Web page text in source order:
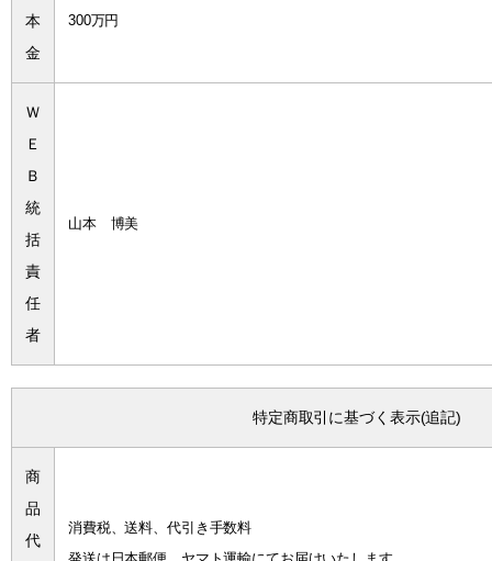
本
金
300万円
Ｗ
Ｅ
Ｂ
統
括
責
任
者
山本 博美
特定商取引に基づく表示(追記)
商
品
代
消費税、送料、代引き手数料